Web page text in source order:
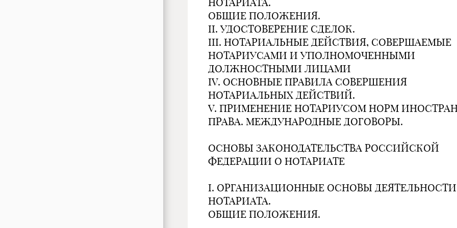
ОБЩИЕ ПОЛОЖЕНИЯ.
II. УДОСТОВЕРЕНИЕ СДЕЛОК.
III. НОТАРИАЛЬНЫЕ ДЕЙСТВИЯ, СОВЕРШАЕМЫЕ
НОТАРИУСАМИ И УПОЛНОМОЧЕННЫМИ
ДОЛЖНОСТНЫМИ ЛИЦАМИ
IV. ОСНОВНЫЕ ПРАВИЛА СОВЕРШЕНИЯ
НОТАРИАЛЬНЫХ ДЕЙСТВИЙ.
V. ПРИМЕНЕНИЕ НОТАРИУСОМ НОРМ
ПРАВА. МЕЖДУНАРОДНЫЕ ДОГОВОРЫ.
ОСНОВЫ ЗАКОНОДАТЕЛЬСТВА РОССИЙСКОЙ
ФЕДЕРАЦИИ О НОТАРИАТЕ
I. ОРГАНИЗАЦИОННЫЕ ОСНОВЫ ДЕЯТЕЛЬНОСТИ
НОТАРИАТА.
ОБЩИЕ ПОЛОЖЕНИЯ.